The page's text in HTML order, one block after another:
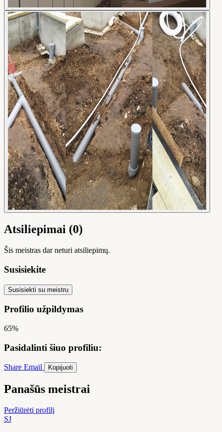
Atsiliepimai (0)
Šis meistras dar neturi atsiliepimų.
Susisiekite
Susisiekti su meistru
Profilio užpildymas
65%
Pasidalinti šiuo profiliu:
Share Email Kopijuoti
Panašūs meistrai
Peržiūrėti profilį
SJ